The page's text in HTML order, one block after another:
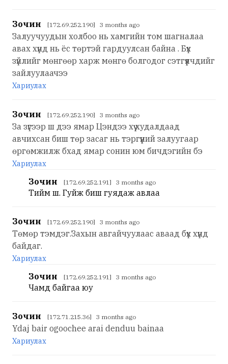
Зочин [172.69.252.190] 3 months ago
Залуучуудын холбоо нь хамгийн том шагналаа
авах хүнд нь ёс төртэй гардуулсан байна . Бүх
зүйлийг мөнгөөр харж мөнгө болгодог сэтгүүлчдийг
зайлуулаачээ
Хариулах
Зочин [172.69.252.190] 3 months ago
За зүгээр ш дээ ямар Цэндээ хүү худалдаад
авчихсан биш төр засаг нь тэргүүний залуугаар
өргөмжилж бхад ямар сонин юм бичдэгийн бэ
Хариулах
Зочин [172.69.252.191] 3 months ago
Тийм шүү. Гуйж биш гуядаж авлаа
Зочин [172.69.252.190] 3 months ago
Төмөр тэмдэг.Захын авгайчуулаас аваад бүх хүнд
байдаг.
Хариулах
Зочин [172.69.252.191] 3 months ago
Чамд байгаа юу
Зочин [172.71.215.36] 3 months ago
Ydaj bair ogoochee arai denduu bainaa
Хариулах